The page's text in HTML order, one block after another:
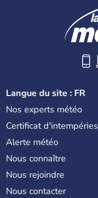
Langue du site : FR
Nos experts météo
Certificat d'intempéries
Alerte météo
Nous connaître
Nous rejoindre
Nous contacter